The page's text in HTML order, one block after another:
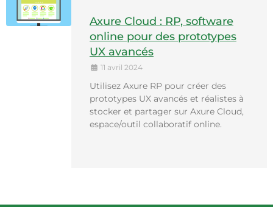
Axure Cloud : RP, software
online pour des prototypes
UX avancés
11 avril 2024
Utilisez Axure RP pour créer des
prototypes UX avancés et réalistes à
stocker et partager sur Axure Cloud,
espace/outil collaboratif online.